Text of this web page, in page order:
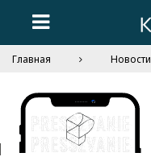
Главная Новости